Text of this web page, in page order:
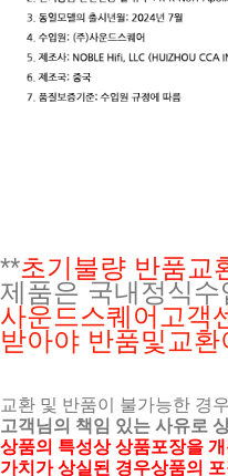
**초기불량 반품교
제품은 국내정식수
사운드스퀘어고객
받아야 반품및교
교환 및 반품이 불가능한 경우
고객님의 책임 있는 사유로
상품의 특성상 상품포장을
가치가 상실된 경우상품의